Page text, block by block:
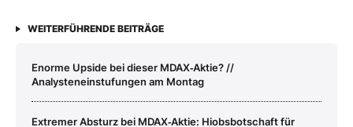
WEITERFÜHRENDE BEITRÄGE
Enorme Upside bei dieser MDAX‑Aktie? //
Analysteneinstufungen am Montag
Extremer Absturz bei MDAX‑Aktie: Hiobsbotschaft für